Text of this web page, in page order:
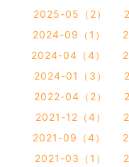
2025-05（2）
2024-09（1）
2024-04（4）
2024-01（3）
2022-04（2）
2021-12（4）
2021-09（4）
2021-03（1）